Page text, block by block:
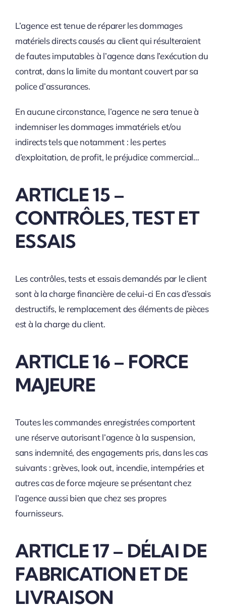
L’agence est tenue de réparer les dommages
matériels directs causés au client qui résulteraient
de fautes imputables à l’agence dans l’exécution du
contrat, dans la limite du montant couvert par sa
police d’assurances.
En aucune circonstance, l’agence ne sera tenue à
indemniser les dommages immatériels et/ou
indirects tels que notamment : les pertes
d’exploitation, de profit, le préjudice commercial…
ARTICLE 15 –
CONTRÔLES, TEST ET
ESSAIS
Les contrôles, tests et essais demandés par le client
sont à la charge financière de celui-ci En cas d’essais
destructifs, le remplacement des éléments de pièces
est à la charge du client.
ARTICLE 16 – FORCE
MAJEURE
Toutes les commandes enregistrées comportent
une réserve autorisant l’agence à la suspension,
sans indemnité, des engagements pris, dans les cas
suivants : grèves, look out, incendie, intempéries et
autres cas de force majeure se présentant chez
l’agence aussi bien que chez ses propres
fournisseurs.
ARTICLE 17 – DÉLAI DE
FABRICATION ET DE
LIVRAISON